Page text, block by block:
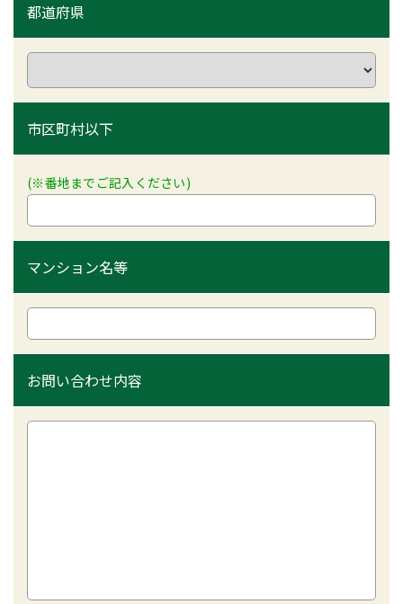
都道府県
市区町村以下
(※番地までご記入ください)
マンション名等
お問い合わせ内容